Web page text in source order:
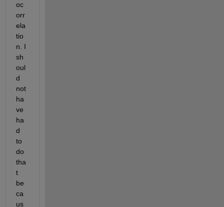
oc
orr
ela
tio
n. I
sh
oul
d
not
ha
ve
ha
d
to
do
tha
t
be
ca
us